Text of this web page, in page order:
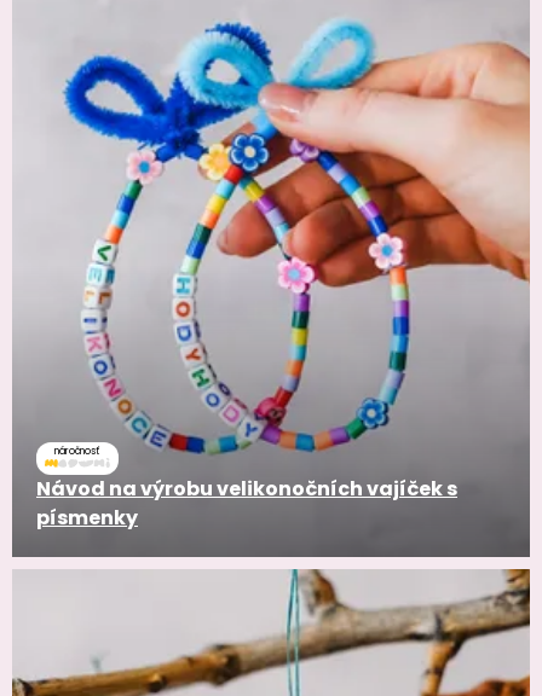
náročnosť
Návod na výrobu velikonočních vajíček s
písmenky